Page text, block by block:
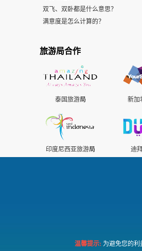
双飞、双卧都是什么意思？
满意度是怎么计算的？
旅游局合作
泰国旅游局 新加
印度尼西亚旅游局 迪
温馨提示: 为避免您的利